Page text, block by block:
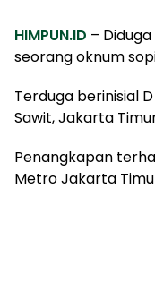
HIMPUN.ID –
seorang oknum
Terduga berinisial
Sawit, Jakarta
Penangkapan
Metro Jakarta